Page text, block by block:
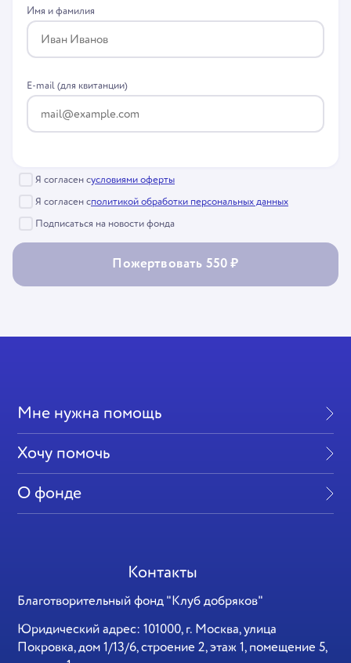
Имя и фамилия
E-mail (для квитанции)
Я согласен сусловиями оферты
Я согласен сполитикой обработки персональных данных
Подписаться на новости фонда
Пожертвовать 550 ₽
Мне нужна помощь
Хочу помочь
О фонде
Контакты
Благотворительный фонд "Клуб добряков"
Юридический адрес: 101000, г. Москва, улица
Покровка, дом 1/13/6, строение 2, этаж 1, помещение 5,